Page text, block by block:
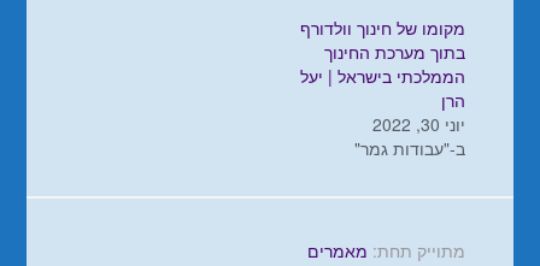
מקומו של חינוך וולדורף
בתוך מערכת החינוך
הממלכתי בישראל | יעל
הרן
יוני 30, 2022
ב-"עבודות גמר"
מתוייק תחת: מאמרים